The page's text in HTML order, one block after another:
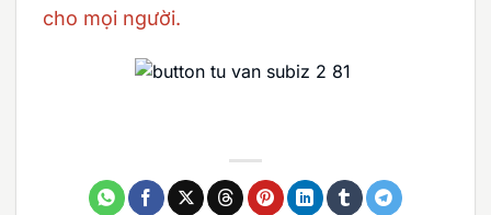
cho mọi người.